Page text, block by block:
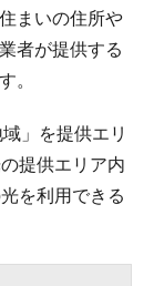
まいの住所や
者が提供する
。
」を提供エリ
提供エリア内
を利用できる